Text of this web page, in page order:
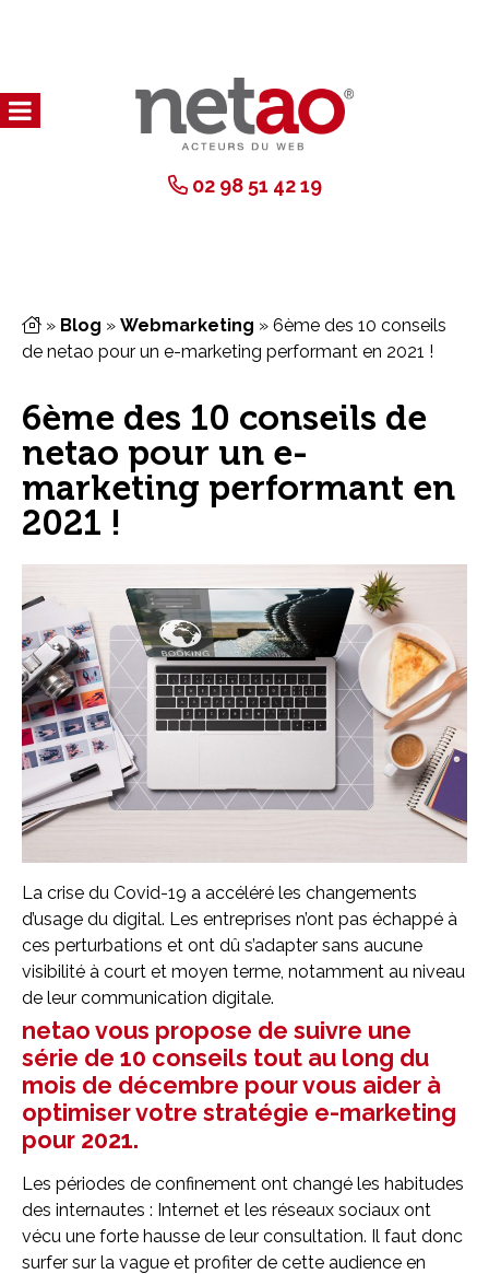
02 98 51 42 19
» Blog » Webmarketing » 6ème des 10 conseils
de netao pour un e-marketing performant en 2021 !
6ème des 10 conseils de
netao pour un e-
marketing performant en
2021 !
La crise du Covid-19 a accéléré les changements
d’usage du digital. Les entreprises n’ont pas échappé à
ces perturbations et ont dû s’adapter sans aucune
visibilité à court et moyen terme, notamment au niveau
de leur communication digitale.
netao vous propose de suivre une
série de 10 conseils tout au long du
mois de décembre pour vous aider à
optimiser votre stratégie e-marketing
pour 2021.
Les périodes de confinement ont changé les habitudes
des internautes : Internet et les réseaux sociaux ont
vécu une forte hausse de leur consultation. Il faut donc
surfer sur la vague et profiter de cette audience en